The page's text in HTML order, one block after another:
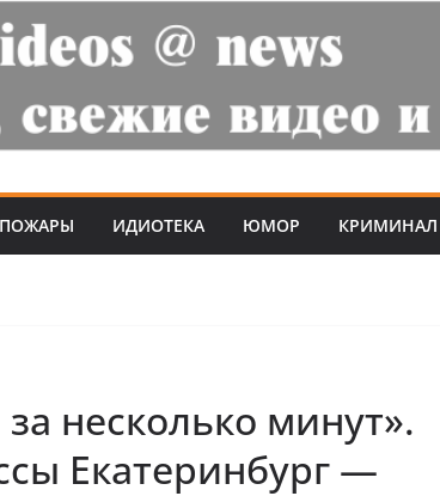
ПОЖАРЫ ИДИОТЕКА ЮМОР КРИМИНАЛ
несколько минут».
Екатеринбург —